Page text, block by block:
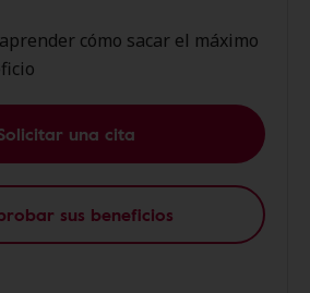
cómo sacar el máximo
una cita
sus beneficios